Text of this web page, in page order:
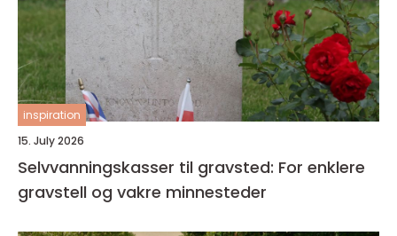
inspiration
15. July 2026
Selvvanningskasser til gravsted: For enklere
gravstell og vakre minnesteder